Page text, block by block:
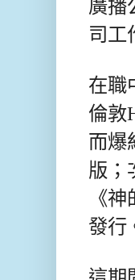
廣播
司工
在職
倫敦
而爆
版；
《
發行